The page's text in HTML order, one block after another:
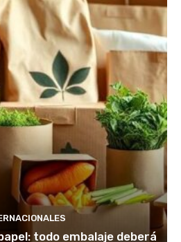
todo embalaje deberá